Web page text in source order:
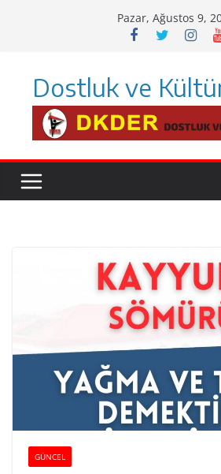
Pazar, Ağustos 9,
Dostluk ve
GÜNCEL